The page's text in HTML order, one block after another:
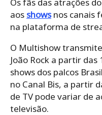
aos showsnos canais
na plataforma de
O Multishow
João Rock a partir
shows dos palcos
no Canal Bis, a partir
de TV pode variar de
televisão.